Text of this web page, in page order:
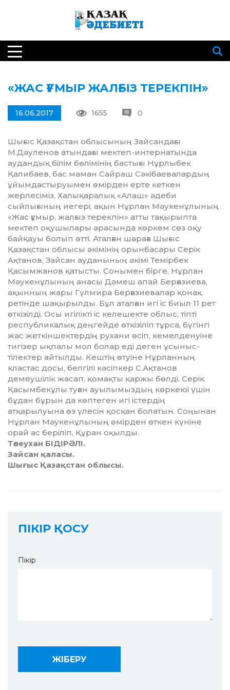
«ЖАС ҒҰМЫР ЖАЛҒЫЗ ТЕРЕКПІН»
16.06.2017 1655 0
Шығыс Қазақстан облысының Зайсандағы
М.Дәуленов атындағы мектеп-интернатында
аудандық білім бөлімінің бастығы Нұрлыбек
Қалибаев, бас маман Сайраш Сәкібаевалардың
ұйымдастыруымен өмірден ерте кеткен
жерлесіміз, Халықаралық «Алаш» әдеби
сыйлығының иегері, ақын Нұрлан Мәукенұлының
«Жас ғұмыр, жалғыз терекпін» атты тақырыпта
мектеп оқушылары арасында көркем сөз оқу
байқауы болып өтті. Аталған шараға Шығыс
Қазақстан облысы әкімінің орынбасары Серік
Ақтанов, Зайсан ауданының әкімі Темірбек
Қасымжанов қатысты. Сонымен бірге, Нұрлан
Мәукенұлының анасы Дәмеш апай Берғазиева,
ақынның жары Гүлмира Берғазиевалар қонақ
ретінде шақырылды. Бұл аталған игі іс биыл 11 рет
өткізілді. Осы игілікті іс келешекте облыс, тіпті
республикалық деңгейде өткізіліп тұрса, бүгінгі
жас жеткіншектердің рухани өсіп, кемелденуіне
тигізер ықпалы мол болар еді деген ұсыныс-
тілектер айтылды. Кештің өтуіне Нұрланның
кластас досы, белгілі кәсіпкер С.Ақтанов
демеушілік жасап, қомақты қаржы бөлді. Серік
Қасымбекұлы туған ауылымыздың көркеюі үшін
бұдан бұрын да көптеген игі істердің
атқарылуына өз үлесін қосқан болатын. Соңынан
Нұрлан Мәукенұлының өмірден өткен күніне
орай ас беріліп, Құран оқылды.
Төлеухан БІДІРӘЛІ.
Зайсан қаласы.
Шығыс Қазақстан облысы.
ПІКІР ҚОСУ
Пікір